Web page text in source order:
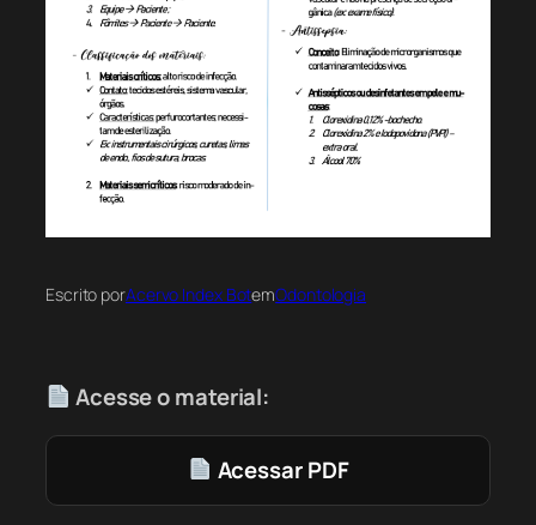
Escrito porAcervo Index BotemOdontologia
Acesse o material:
Acessar PDF